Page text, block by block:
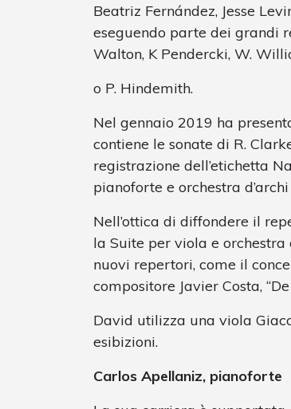
Beatriz Fernández, Jesse
eseguendo parte dei grandi
Walton, K Pendercki, W.
o P. Hindemith.
Nel gennaio 2019 ha
contiene le sonate di R.
registrazione dell’etichetta
pianoforte e orchestra
Nell’ottica di diffondere il
la Suite per viola e
nuovi repertori, come il
compositore Javier Costa,
David utilizza una viola
esibizioni.
Carlos Apellaniz, pianoforte